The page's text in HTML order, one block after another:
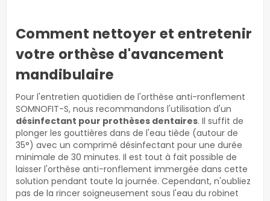
Comment nettoyer et entretenir
votre orthèse d'avancement
mandibulaire
Pour l'entretien quotidien de l'orthèse anti-ronflement
SOMNOFIT-S, nous recommandons l'utilisation d'un
désinfectant pour prothèses dentaires. Il suffit de
plonger les gouttières dans de l'eau tiède (autour de
35°) avec un comprimé désinfectant pour une durée
minimale de 30 minutes. Il est tout à fait possible de
laisser l'orthèse anti-ronflement immergée dans cette
solution pendant toute la journée. Cependant, n'oubliez
pas de la rincer soigneusement sous l'eau du robinet